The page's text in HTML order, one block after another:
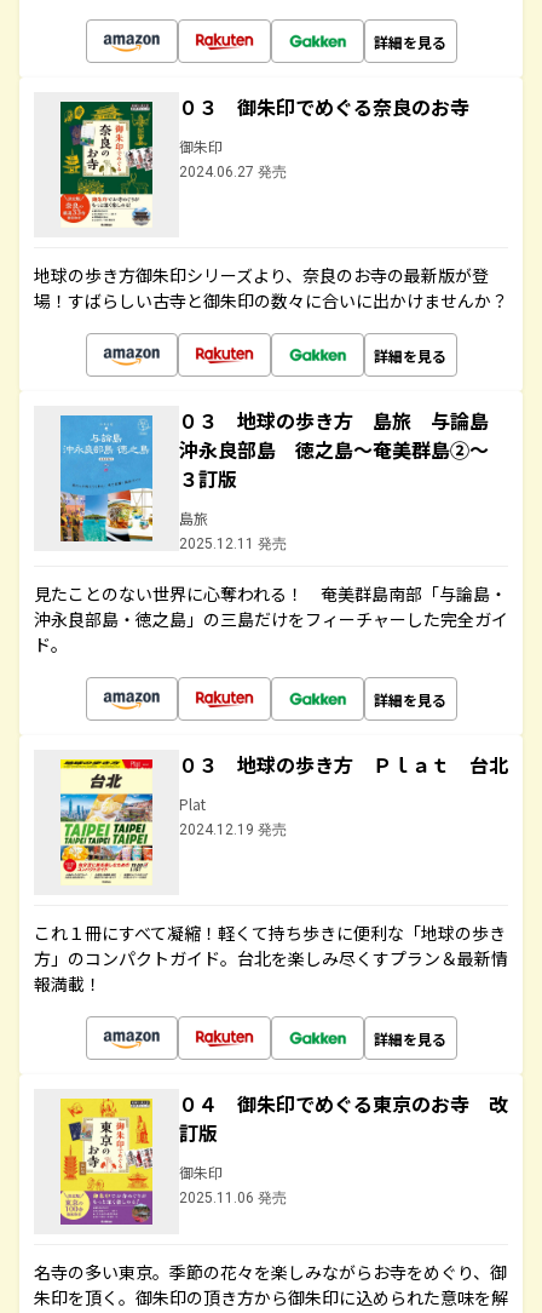
詳細を見る
０３ 御朱印でめぐる奈良のお寺
御朱印
2024.06.27 発売
地球の歩き方御朱印シリーズより、奈良のお寺の最新版が登
場！すばらしい古寺と御朱印の数々に合いに出かけませんか？
詳細を見る
０３ 地球の歩き方 島旅 与論島
沖永良部島 徳之島～奄美群島②～
３訂版
島旅
2025.12.11 発売
見たことのない世界に心奪われる！ 奄美群島南部「与論島・
沖永良部島・徳之島」の三島だけをフィーチャーした完全ガイ
ド。
詳細を見る
０３ 地球の歩き方 Ｐｌａｔ 台北
Plat
2024.12.19 発売
これ１冊にすべて凝縮！軽くて持ち歩きに便利な「地球の歩き
方」のコンパクトガイド。台北を楽しみ尽くすプラン＆最新情
報満載！
詳細を見る
０４ 御朱印でめぐる東京のお寺 改
訂版
御朱印
2025.11.06 発売
名寺の多い東京。季節の花々を楽しみながらお寺をめぐり、御
朱印を頂く。御朱印の頂き方から御朱印に込められた意味を解